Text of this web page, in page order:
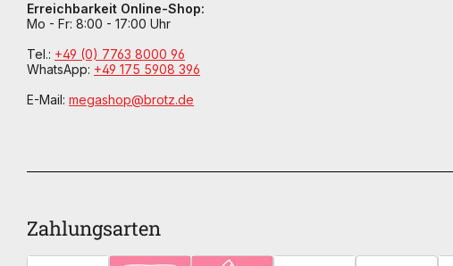
Erreichbarkeit Online-Shop:
Mo - Fr: 8:00 - 17:00 Uhr
Tel.: +49 (0) 7763 8000 96
WhatsApp: +49 175 5908 396
E-Mail: megashop@brotz.de
Zahlungsarten